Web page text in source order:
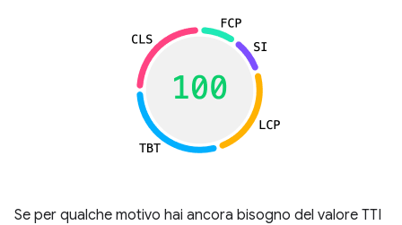
Se per qualche motivo hai ancora bisogno del valore TTI